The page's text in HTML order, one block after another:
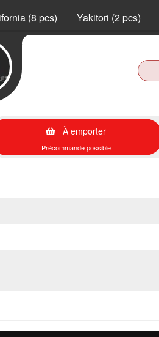
(8 pcs) Yakitori (2 pcs)
À emporter
Précommande possible